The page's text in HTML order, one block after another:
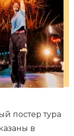
постер тура
в